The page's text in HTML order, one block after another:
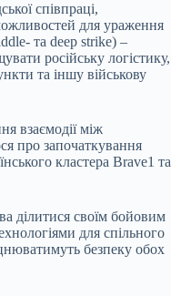
співпраці,
для ураження
та deep strike) –
російську логістику,
та іншу військову
взаємодії між
про започаткування
кластера Brave1 та
ділитися своїм бойовим
для спільного
безпеку обох